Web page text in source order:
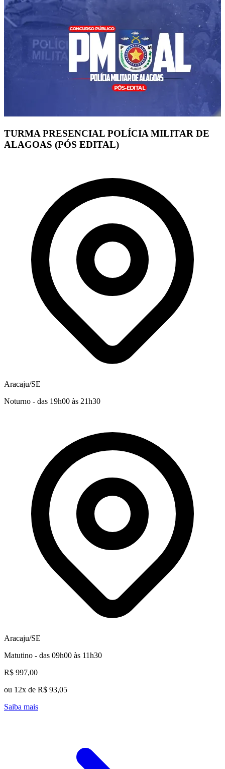
TURMA PRESENCIAL POLÍCIA MILITAR DE
ALAGOAS (PÓS EDITAL)
Aracaju/SE
Noturno - das 19h00 às 21h30
Aracaju/SE
Matutino - das 09h00 às 11h30
R$ 997,00
ou 12x de R$ 93,05
Saiba mais